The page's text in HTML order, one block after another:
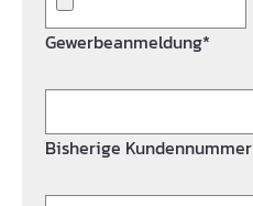
Gewerbeanmeldung*
Bisherige Kundennummer